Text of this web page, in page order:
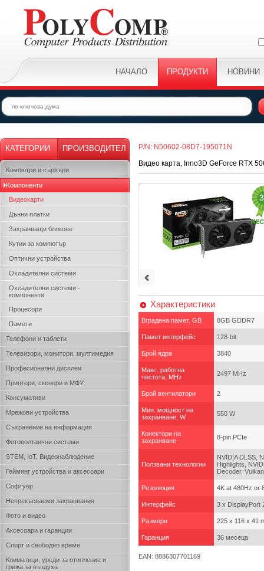
НАЧАЛО ПРОДУКТИ НОВИНИ
КАТЕГОРИИ ПРОИЗВОДИТЕЛ
Компютри и сървъри
Kомпоненти
Видеокарти
Дънни платки
Захранващи блокове
Кутии за компютър
Оптични устройства
Охладителни системи
Охладителни системи -
компоненти
Процесори
Памети
Телефони и таблети
Телевизори, монитори, мултимедия
Професионални дисплеи
Принтери, скенери и МФУ
Консумативи
Мрежови устройства
Съхранение на информация
Фотоволтаични системи
STEM, IoT, Видеонаблюдение
Гейминг устройства и аксесоари
Софтуер
Непрекъсваеми захранвания
Фото и видео
Аксесоари и гаранции
Спорт и свободно време
Климатици, уреди за отопление и
грижа за въздуха
P/N: N50602-08D7-195071N
Видео карта, Inno3D GeForce RTX
Характеристики
Вградена памет, GB 8GB GDDR7
Памет интерфейс 128-bit
Брой ядра 3840
Макс. работна
честота, MHz
2497 MHz
Брой вентилатори 2
Мин. мощност на
захранване, W
550 W
Конектори на
захранване
8-pin PCIe
Ползвани технологии
NVIDIA DLSS,
Highlights,
Decoder,
Резолюция 4K at 480Hz or
Интерфейс 3 x DisplayPort
Размери 225 x 116 x 41
Гаранция 36 месеца
EAN: 8886307701169